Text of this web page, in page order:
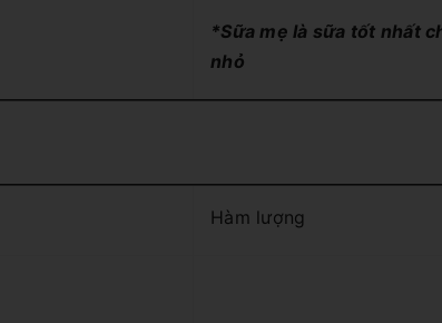
*Sữa mẹ là sữa tốt nhất
nhỏ
Hàm lượng